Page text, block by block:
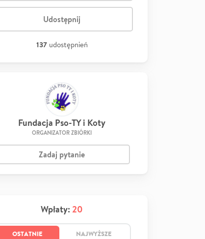
Udostępnij
137 udostępnień
Fundacja Pso-TY i Koty
ORGANIZATOR ZBIÓRKI
Zadaj pytanie
Wpłaty: 20
OSTATNIE NAJWYŻSZE